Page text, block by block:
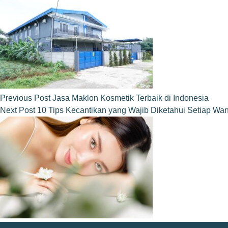
Previous Post Jasa Maklon Kosmetik Terbaik di Indonesia
Next Post 10 Tips Kecantikan yang Wajib Diketahui Setiap